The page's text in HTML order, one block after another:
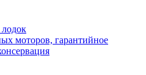
моторов, гарантийное